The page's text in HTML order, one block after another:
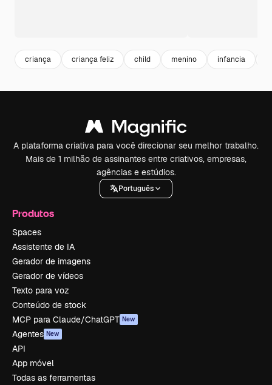
criança criança feliz child menino infancia
A plataforma criativa para você direcionar seu melhor trabalho.
Mais de 1 milhão de assinantes entre criativos, empresas,
agências e estúdios.
Português
Produtos
Spaces
Assistente de IA
Gerador de imagens
Gerador de vídeos
Texto para voz
Conteúdo de stock
MCP para Claude/ChatGPT New
Agentes New
API
App móvel
Todas as ferramentas